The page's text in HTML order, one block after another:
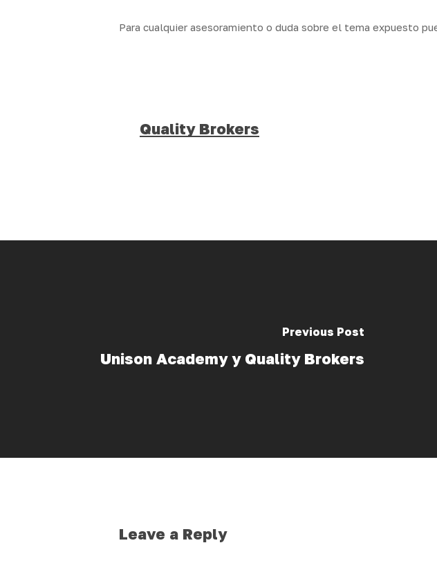
Para cualquier asesoramiento o duda sobre el tema expuesto
Quality Brokers
Previous Post
Unison Academy y Quality Brokers
Leave a Reply